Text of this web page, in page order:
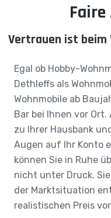
Vertrauen ist beim
Egal ob Hobby-
Dethleffs als
Wohnmobile ab
Bar bei Ihnen vor
zu Ihrer Hausbank
Augen auf Ihr Konto
können Sie in Ruhe
nicht unter Druck.
der Marktsituation
realistischen Preis